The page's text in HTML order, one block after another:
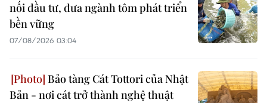
nối đầu tư, đưa ngành tôm phát triển
bền vững
07/08/2026 03:04
Bảo tàng Cát Tottori của Nhật
Bản - nơi cát trở thành nghệ thuật